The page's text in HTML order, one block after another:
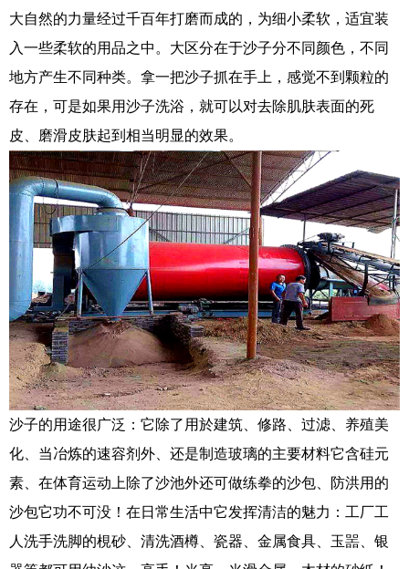
大自然的力量经过千百年打磨而成的，为细小柔软，适宜装
入一些柔软的用品之中。大区分在于沙子分不同颜色，不同
地方产生不同种类。拿一把沙子抓在手上，感觉不到颗粒的
存在，可是如果用沙子洗浴，就可以对去除肌肤表面的死
皮、磨滑皮肤起到相当明显的效果。
沙子的用途很广泛：它除了用於建筑、修路、过滤、养殖美
化、当冶炼的速容剂外、还是制造玻璃的主要材料它含硅元
素、在体育运动上除了沙池外还可做练拳的沙包、防洪用的
沙包它功不可没！在日常生活中它发挥清洁的魅力：工厂工
人洗手洗脚的梘砂、清洗酒樽、瓷器、金属食具、玉噐、银